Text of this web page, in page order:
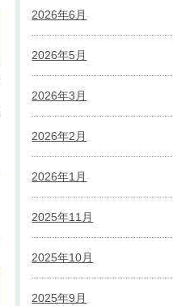
2026年6月
2026年5月
2026年3月
2026年2月
2026年1月
2025年11月
2025年10月
2025年9月